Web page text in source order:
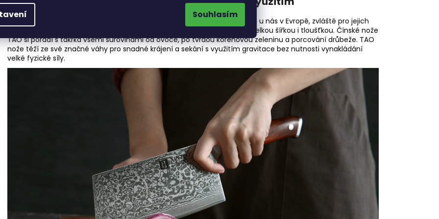
Souhlasím
jsou oblíbené v celé Asii a postupně si získávají oblibu i u nás v Evropě, zvláště pro jejich
univerzálnost. Vzhledem čepele připomínají část meče, což je dáno její velkou šířkou i tloušťkou. Čínské nože
TAO si poradí s takřka všemi surovinami od ovoce, po tvrdou kořenovou zeleninu a porcování drůbeže. TAO
nože těží ze své značné váhy pro snadné krájení a sekání s využitím gravitace bez nutnosti vynakládání
velké fyzické síly.